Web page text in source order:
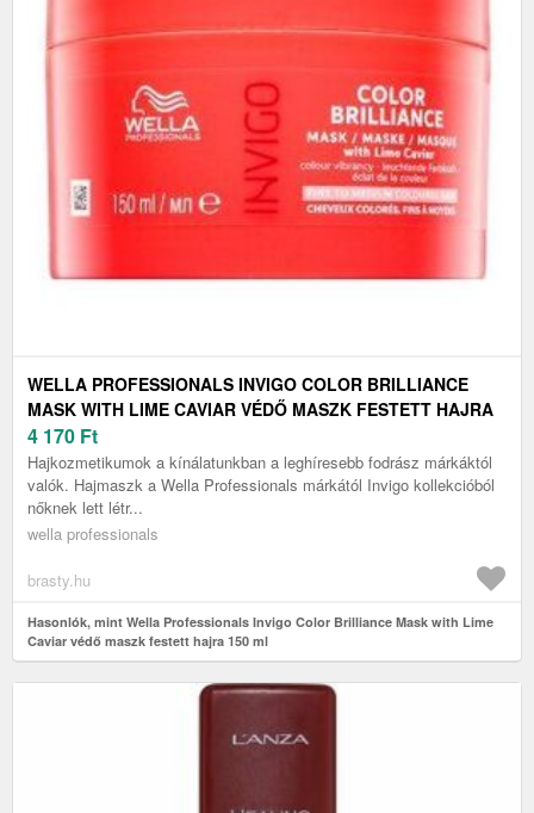
WELLA PROFESSIONALS INVIGO COLOR BRILLIANCE
MASK WITH LIME CAVIAR VÉDŐ MASZK FESTETT HAJRA
150 ML
4 170 Ft
Hajkozmetikumok a kínálatunkban a leghíresebb fodrász márkáktól
valók. Hajmaszk a Wella Professionals márkától Invigo kollekcióból
nőknek lett létr...
wella professionals
brasty.hu
Hasonlók, mint Wella Professionals Invigo Color Brilliance Mask with Lime
Caviar védő maszk festett hajra 150 ml